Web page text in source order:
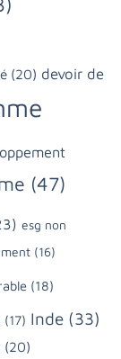
(20) devoir de
(47)
esg non
(16)
(18)
(17) Inde (33)
(20)